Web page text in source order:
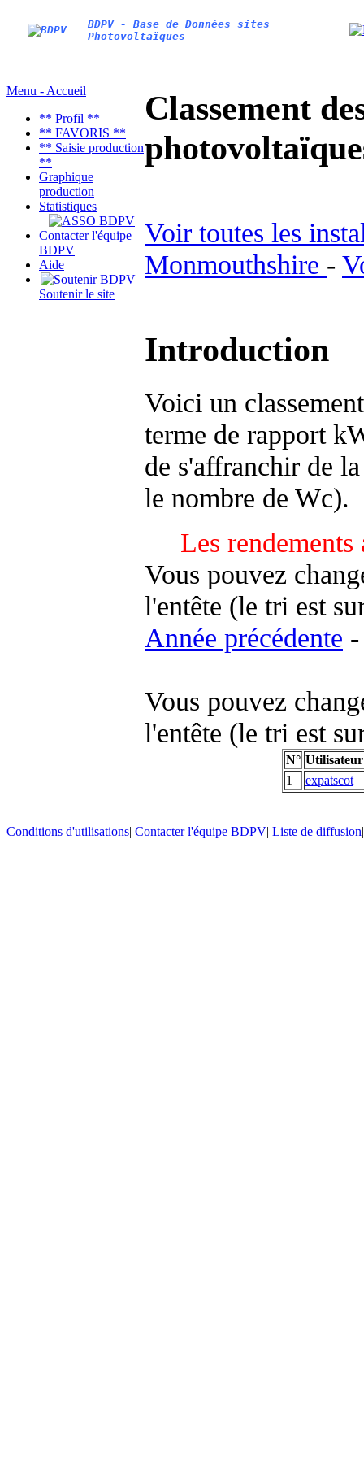
BDPV - Base de Données sites
Photovoltaïques
Menu - Accueil
** Profil **
** FAVORIS **
** Saisie production
**
Graphique
production
Statistiques
Contacter l'équipe
BDPV
Aide
Soutenir le site
Classement
Voir toutes les
Monmouthshire -
Introduction
Voici un
terme de rapport
de s'affranchir de
le nombre de Wc).
Les
Vous pouvez
l'entête (le tri est
Année précédente
Vous pouvez
l'entête (le tri est
N° Utilisateur
1
expatscot
Conditions d'utilisations| Contacter l'équipe BDPV| Liste de diffusion